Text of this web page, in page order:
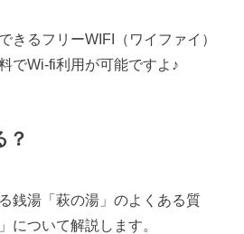
きるフリーWIFI（ワイファイ）
でWi-fi利用が可能ですよ♪
？
銭湯「萩の湯」のよくある質
について解説します。